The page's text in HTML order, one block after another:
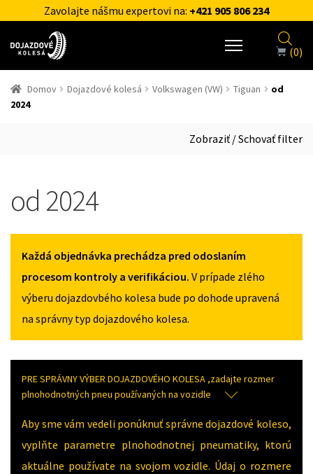
Zavolajte nášmu expertovi na: +421 905 806 234
(0)
Domov Dojazdové kolesá Volkswagen (VW) Tiguan
od
2024
Zobraziť / Schovať filter
od 2024
Každá objednávka prechádza pred odoslaním
procesom kontroly a verifikáciou. V prípade zlého
výberu dojazdovbého kolesa bude po dohode upravená
na správny typ dojazdového kolesa.
PRE SPRÁVNY VÝBER DOJAZDOVÉHO KOLESA ,zadajte rozmer
plnohodnotných pneu používaných na vozidle
Aby sme vám vedeli ponúknuť správne dojazdové koleso,
vyplňte parametre plnohodnotnej pneumatiky, ktorú
aktuálne používate na svojom vozidle. Údaj o rozmere